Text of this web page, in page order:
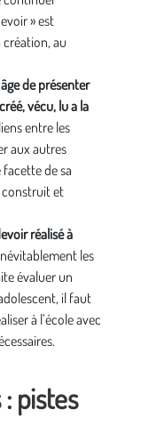
» est
création, au
de présenter
vécu, lu a la
entre les
aux autres
de sa
construit et
réalisé à
les
évaluer un
il faut
à l’école avec
pistes